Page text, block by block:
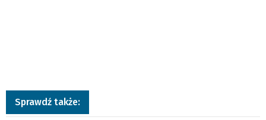
Sprawdź także: